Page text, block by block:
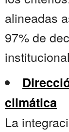
alineadas
97% de
climática
La